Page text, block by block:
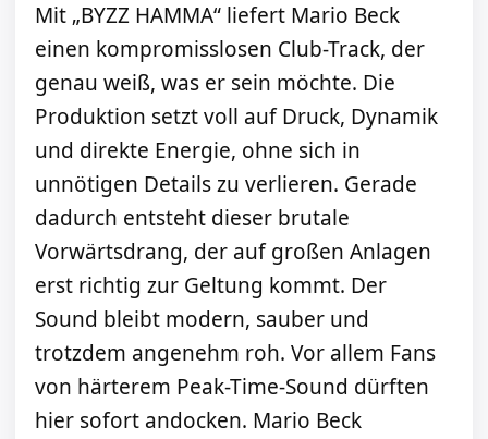
Mit „BYZZ HAMMA“ liefert Mario Beck
einen kompromisslosen Club-Track, der
genau weiß, was er sein möchte. Die
Produktion setzt voll auf Druck, Dynamik
und direkte Energie, ohne sich in
unnötigen Details zu verlieren. Gerade
dadurch entsteht dieser brutale
Vorwärtsdrang, der auf großen Anlagen
erst richtig zur Geltung kommt. Der
Sound bleibt modern, sauber und
trotzdem angenehm roh. Vor allem Fans
von härterem Peak-Time-Sound dürften
hier sofort andocken. Mario Beck